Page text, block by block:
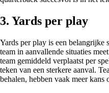
3. Yards per play
Yards per play is een belangrijke
team in aanvallende situaties
team gemiddeld verplaatst per
teken van een sterkere aanval.
behalen, hebben vaak meer kans